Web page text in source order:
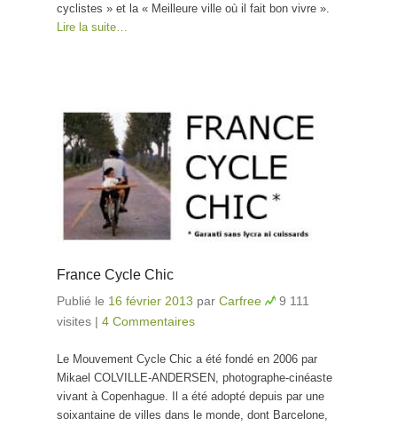
cyclistes » et la « Meilleure ville où il fait bon vivre ».
Lire la suite…
France Cycle Chic
Publié le 16 février 2013 par Carfree
9 111
visites | 4 Commentaires
Le Mouvement Cycle Chic a été fondé en 2006 par
Mikael COLVILLE-ANDERSEN, photographe-cinéaste
vivant à Copenhague. Il a été adopté depuis par une
soixantaine de villes dans le monde, dont Barcelone,